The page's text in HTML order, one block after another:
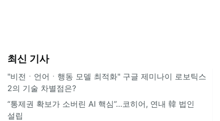
최신 기사
"비전ㆍ언어ㆍ행동 모델 최적화" 구글 제미나이 로보틱스
2의 기술 차별점은?
“통제권 확보가 소버린 AI 핵심”…코히어, 연내 韓 법인
설립